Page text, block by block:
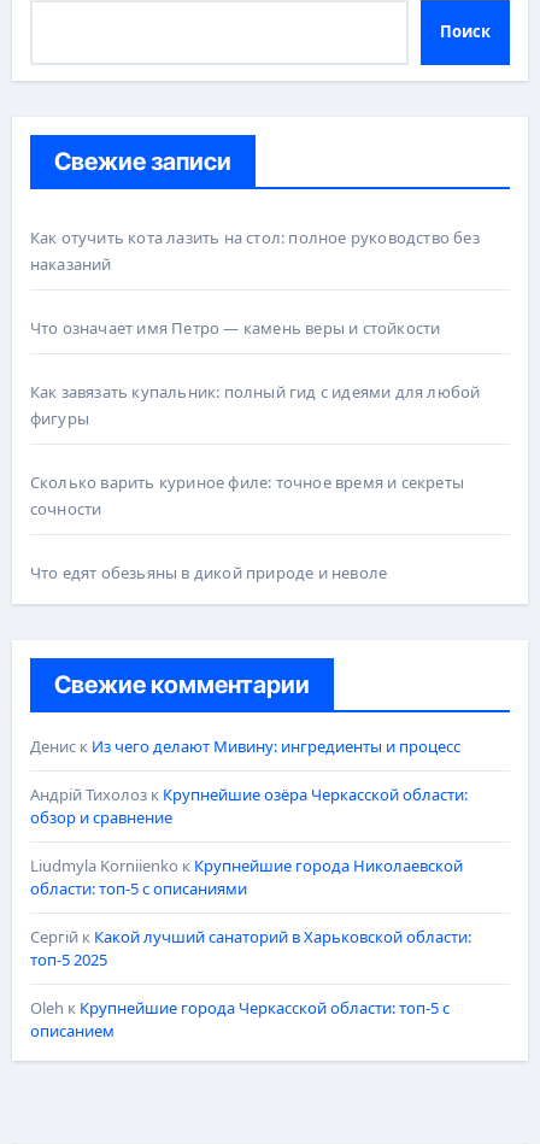
Поиск
Свежие записи
Как отучить кота лазить на стол: полное руководство без
наказаний
Что означает имя Петро — камень веры и стойкости
Как завязать купальник: полный гид с идеями для любой
фигуры
Сколько варить куриное филе: точное время и секреты
сочности
Что едят обезьяны в дикой природе и неволе
Свежие комментарии
Дениск Из чего делают Мивину: ингредиенты и процесс
Андрій Тихолозк Крупнейшие озёра Черкасской области:
обзор и сравнение
Liudmyla Korniienko к Крупнейшие города Николаевской
области: топ-5 с описаниями
Сергійк Какой лучший санаторий в Харьковской области:
топ-5 2025
Oleh к Крупнейшие города Черкасской области: топ-5 с
описанием